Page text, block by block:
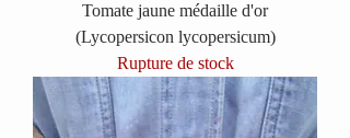
Tomate jaune médaille d'or
(Lycopersicon lycopersicum)
Rupture de stock